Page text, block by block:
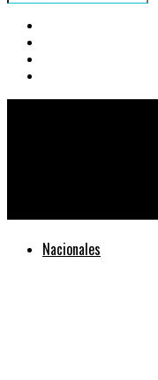
Nacionales